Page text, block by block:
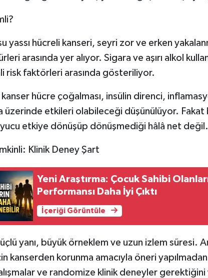
yassı hücreli kanseri, seyri zor ve erken
arasında yer alıyor. Sigara ve aşırı alkol
risk faktörleri arasında gösteriliyor.
hücre çoğalması, insülin direnci,
üzerinde etkileri olabileceği düşünülüyor. Fakat
etkiye dönüşüp dönüşmediği hâlâ net değil.
Klinik Deney Şart
Yeni Araştırma: Çocuk Sahibi
Performansı Daha İyi Çıktı
İçeriği Görüntüle
yanı, büyük örneklem ve uzun izlem süresi.
kanserden korunma amacıyla öneri
ve randomize klinik deneyler gerektiğini